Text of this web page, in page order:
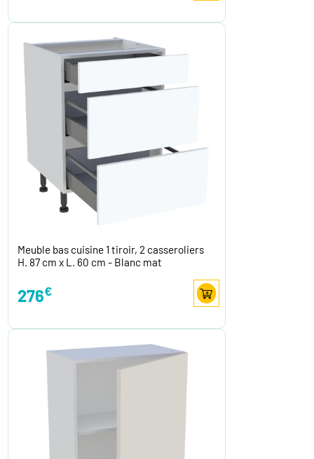
Meuble bas cuisine 1 tiroir, 2 casseroliers
H. 87 cm x L. 60 cm - Blanc mat
276€